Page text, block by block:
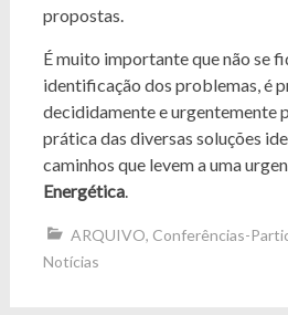
propostas.
É muito importante que não se
identificação dos problemas, é
decididamente e urgentemente
prática das diversas soluções
caminhos que levem a uma
Energética.
ARQUIVO, Conferências-
Notícias